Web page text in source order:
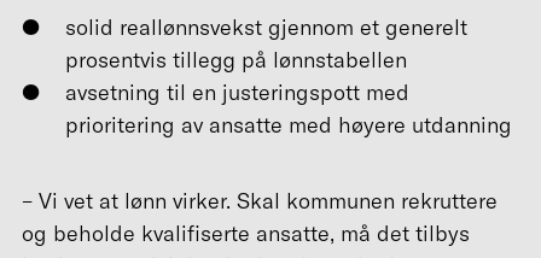
solid reallønnsvekst gjennom et generelt
prosentvis tillegg på lønnstabellen
avsetning til en justeringspott med
prioritering av ansatte med høyere utdanning
– Vi vet at lønn virker. Skal kommunen rekruttere
og beholde kvalifiserte ansatte, må det tilbys